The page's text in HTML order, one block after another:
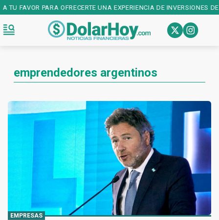
PARA OFRECERTE UNA EXPERIENCIA DE INVERSIONES DE
emprendedores argentinos
EMPRESAS